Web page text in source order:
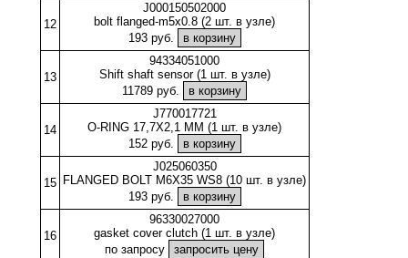
12
J000150502000
bolt flanged-m5x0.8 (2 шт. в узле)
193 руб.
13
94334051000
Shift shaft sensor (1 шт. в узле)
11789 руб.
14
J770017721
O-RING 17,7X2,1 MM (1 шт. в узле)
152 руб.
15
J025060350
FLANGED BOLT M6X35 WS8 (10 шт. в узле)
193 руб.
16
96330027000
gasket cover clutch (1 шт. в узле)
по запросу